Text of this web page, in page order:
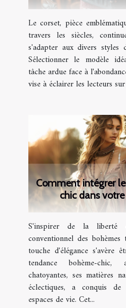
Le corset, pièce
travers les siècles,
s'adapter aux divers styles
Sélectionner le modèle
tâche ardue face à
vise à éclairer les lecteurs
Comment intégrer
chic dans
S'inspirer de la
conventionnel des
touche d'élégance
tendance bohème-
chatoyantes, ses matières
éclectiques, a conquis
espaces de vie. Cet...